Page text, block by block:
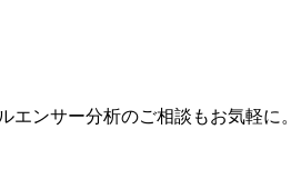
ンサー分析のご相談もお気軽に。